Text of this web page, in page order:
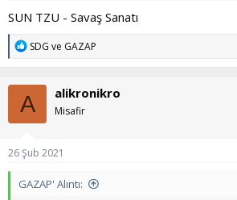
SUN TZU - Savaş Sanatı
T
p
k
i
l
e
SDG ve GAZAP
A alikronikro
Misafir
26 Şub 2021
GAZAP' Alıntı: